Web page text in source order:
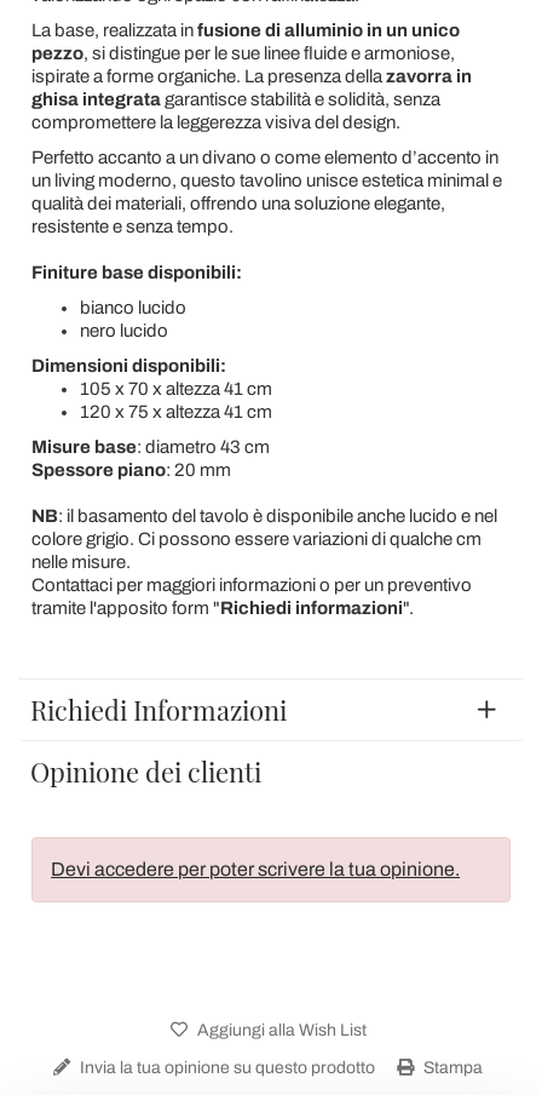
La base, realizzata infusione di alluminio in un unico
pezzo, si distingue per le sue linee fluide e armoniose,
ispirate a forme organiche. La presenza della zavorra in
ghisa integratagarantisce stabilità e solidità, senza
compromettere la leggerezza visiva del design.
Perfetto accanto a un divano o come elemento d’accento in
un living moderno, questo tavolino unisce estetica minimal e
qualità dei materiali, offrendo una soluzione elegante,
resistente e senza tempo.
Finiture base disponibili:
bianco lucido
nero lucido
Dimensioni disponibili:
105 x 70 x altezza 41 cm
120 x 75 x altezza 41 cm
Misure base: diametro 43 cm
Spessore piano: 20 mm
NB: il basamento del tavolo è disponibile anche lucido e nel
colore grigio. Ci possono essere variazioni di qualche cm
nelle misure.
Contattaci per maggiori informazioni o per un preventivo
tramite l'apposito form "Richiedi informazioni".
Richiedi Informazioni
Opinione dei clienti
Devi accedere per poter scrivere la tua opinione.
Aggiungi alla Wish List
Invia la tua opinione su questo prodotto Stampa